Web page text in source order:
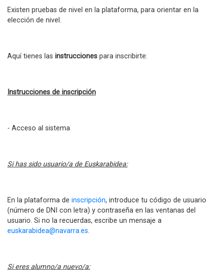
Existen pruebas de nivel en la plataforma, para orientar en la
elección de nivel.
Aquí tienes las instrucciones para inscribirte:
Instrucciones de inscripción
- Acceso al sistema
Si has sido usuario/a de Euskarabidea:
En la plataforma de inscripción, introduce tu código de usuario
(número de DNI con letra) y contraseña en las ventanas del
usuario. Si no la recuerdas, escribe un mensaje a
euskarabidea@navarra.es.
Si eres alumno/a nuevo/a: